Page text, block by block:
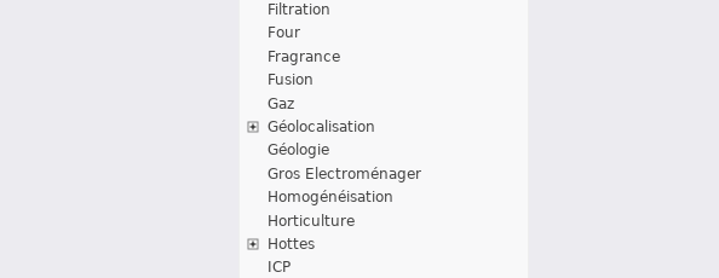
Filtration
Four
Fragrance
Fusion
Gaz
Géolocalisation
Géologie
Gros Electroménager
Homogénéisation
Horticulture
Hottes
ICP